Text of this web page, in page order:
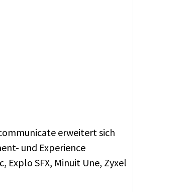
erweitert sich
und Experience
SFX, Minuit Une, Zyxel